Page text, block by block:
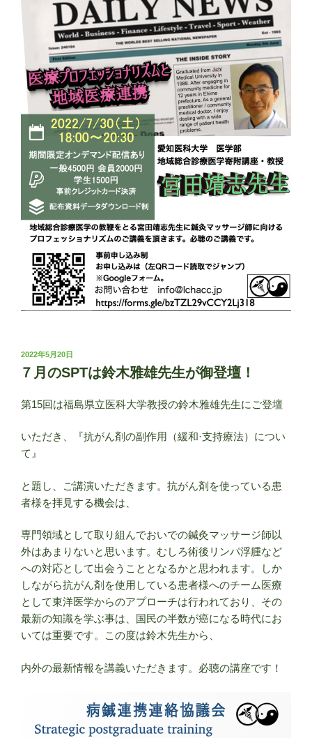
投
稿
日:
2022年5月20日
７月のSPTは鈴木雅雄先生が御登壇！
第15回は福島県立医科大学教授の鈴木雅雄先生にご登壇
いただき、『抗がん剤の副作用（緩和·支持療法）につい
て』
と題し、ご講演いただきます。抗がん剤を使っている患
者様を拝見する機会は、
専門領域として取り組んでおいでの鍼灸マッサージ師以
外はあまりないと思います。むしろ術後リンパ浮腫など
への対応として出会うこととなるかと思われます。しか
しながら抗がん剤を使用している患者様へのチーム医療
として東洋医学からのアプローチは行われており、その
最新の知識を学ぶ事は、国民の半数が癌になる時代にお
いては重要です。この度は鈴木先生から、
内外の最新情報を講義いただきます。必聴の講座です！